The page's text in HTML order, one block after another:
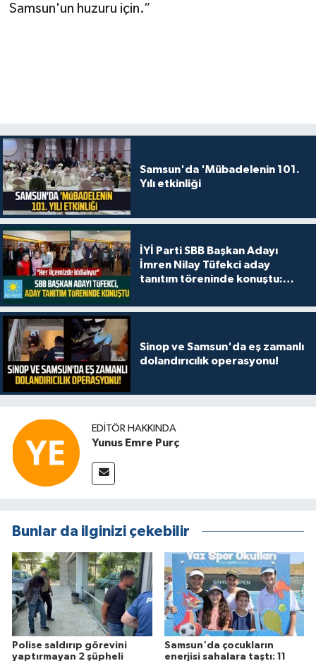
Samsun'un huzuru için.”
Samsun'da 'Mübadelenin 101.
Yılı etkinliği
İYİ Parti SBB Başkan Adayı
İmren Nilay Tüfekci aday
tanıtım töreninde konuştu:
Sinop ve Samsun'da eş zamanlı
dolandırıcılık operasyonu!
EDITÖR HAKKINDA
Yunus Emre Purç
Bunlar da ilginizi çekebilir
Polise saldırıp görevini
yaptırmayan 2 şüpheli
Samsun'da çocukların
enerjisi sahalara taştı: 11